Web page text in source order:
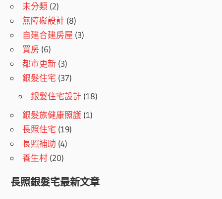
未分類 (2)
無障礙設計 (8)
自建合建房屋 (3)
買房 (6)
都市更新 (3)
銀髮住宅 (37)
銀髮住宅設計 (18)
銀髮族健康照護 (1)
長照住宅 (19)
長照補助 (4)
養生村 (20)
長照銀髮宅最新文章